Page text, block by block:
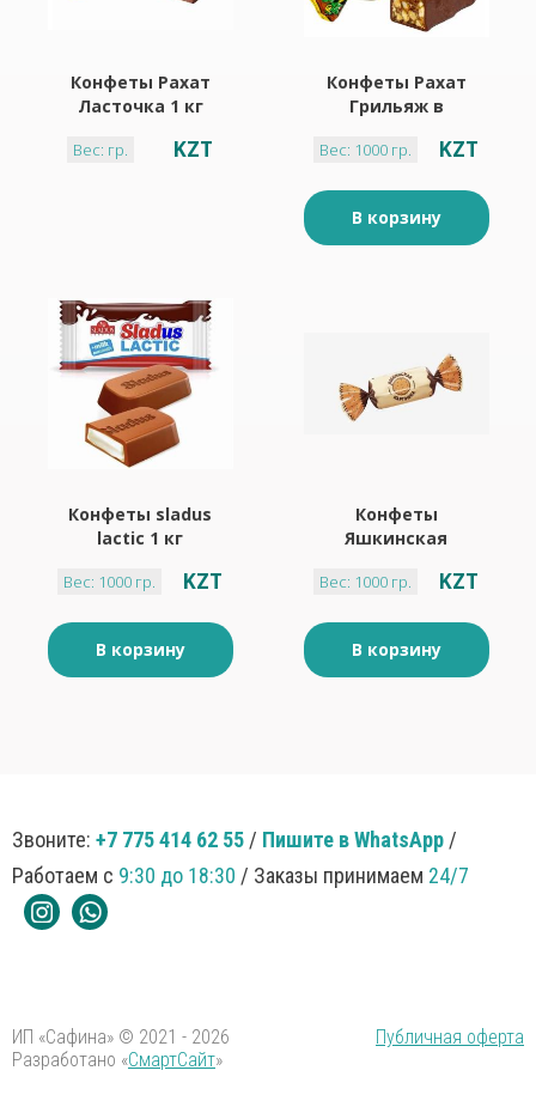
Конфеты Рахат
Ласточка 1 кг
Вес: гр. KZT
Конфеты Рахат
Грильяж в
Вес: 1000 гр. KZT
В корзину
Конфеты sladus
lactic 1 кг
Вес: 1000 гр. KZT
В корзину
Конфеты
Яшкинская
Вес: 1000 гр. KZT
В корзину
Звоните: +7 775 414 62 55 / Пишите в WhatsApp /
Работаем с 9:30 до 18:30 / Заказы принимаем 24/7
ИП «Сафина» © 2021 - 2026
Публичная оферта
Разработано «СмартСайт»